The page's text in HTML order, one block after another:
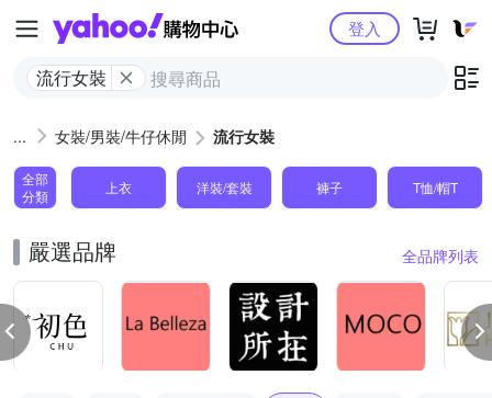
Yahoo購物中心
流行女裝
登入
女裝/男裝/牛仔休閒 流行女裝
全部
分類
上衣 洋裝/套裝 褲子 T恤/帽T
嚴選品牌 全品牌列表